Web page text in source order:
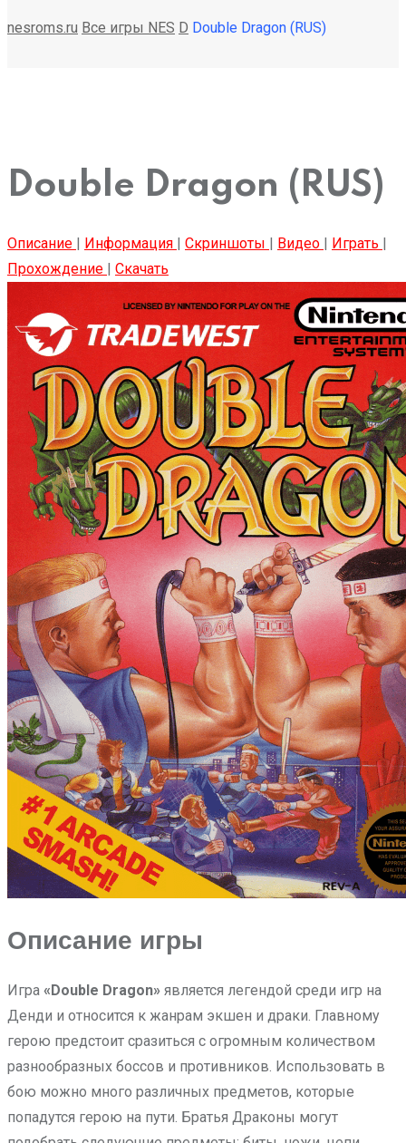
nesroms.ru Все игры NES D Double Dragon (RUS)
Double Dragon (RUS)
Описание | Информация | Скриншоты | Видео | Играть |
Прохождение | Скачать
Описание игры
Игра «Double Dragon» является легендой среди игр на
Денди и относится к жанрам экшен и драки. Главному
герою предстоит сразиться с огромным количеством
разнообразных боссов и противников. Использовать в
бою можно много различных предметов, которые
попадутся герою на пути. Братья Драконы могут